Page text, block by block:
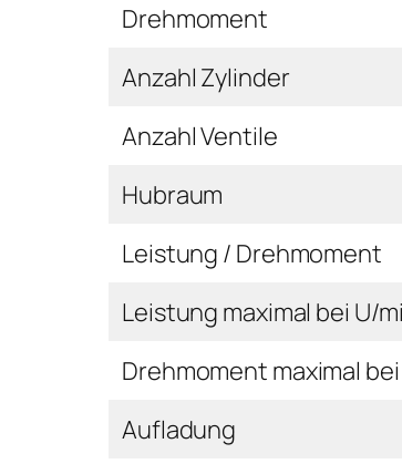
Drehmoment
Anzahl Zylinder
Anzahl Ventile
Hubraum
Leistung / Drehmoment
Leistung maximal bei U/
Drehmoment maximal
Aufladung